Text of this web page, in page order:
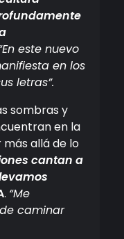
este nuevo
en los
letras”.
sombras y
en la
allá de lo
cantan a
. “Me
caminar